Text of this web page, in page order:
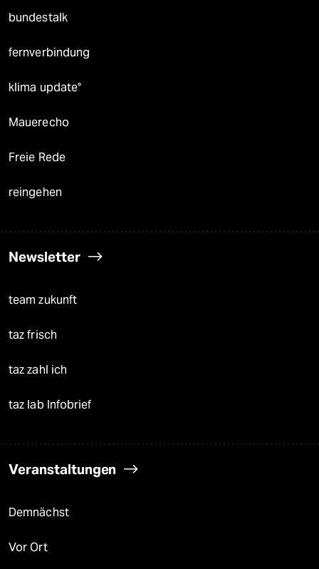
bundestalk
fernverbindung
klima update°
Mauerecho
Freie Rede
reingehen
Newsletter
team zukunft
taz frisch
taz zahl ich
taz lab Infobrief
Veranstaltungen
Demnächst
Vor Ort